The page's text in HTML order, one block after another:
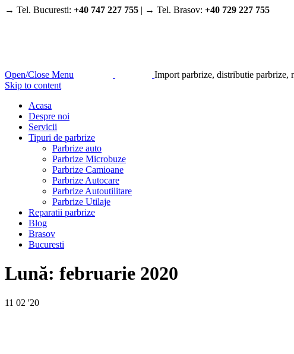
→ Tel. Bucuresti: +40 747 227 755 | → Tel. Brasov: +40 729 227 755
Open/Close Menu
Import parbrize, distributie parbrize,
Skip to content
Acasa
Despre noi
Servicii
Tipuri de parbrize
Parbrize auto
Parbrize Microbuze
Parbrize Camioane
Parbrize Autocare
Parbrize Autoutilitare
Parbrize Utilaje
Reparatii parbrize
Blog
Brasov
Bucuresti
Lună: februarie 2020
11 02 '20